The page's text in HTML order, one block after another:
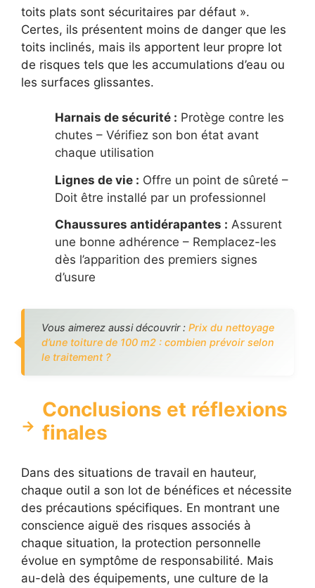
toits plats sont sécuritaires par défaut ».
Certes, ils présentent moins de danger que les
toits inclinés, mais ils apportent leur propre lot
de risques tels que les accumulations d’eau ou
les surfaces glissantes.
Harnais de sécurité : Protège contre les
chutes – Vérifiez son bon état avant
chaque utilisation
Lignes de vie : Offre un point de sûreté –
Doit être installé par un professionnel
Chaussures antidérapantes : Assurent
une bonne adhérence – Remplacez-les
dès l’apparition des premiers signes
d’usure
Vous aimerez aussi découvrir : Prix du nettoyage
d’une toiture de 100 m2 : combien prévoir selon
le traitement ?
Conclusions et réflexions
finales
Dans des situations de travail en hauteur,
chaque outil a son lot de bénéfices et nécessite
des précautions spécifiques. En montrant une
conscience aiguë des risques associés à
chaque situation, la protection personnelle
évolue en symptôme de responsabilité. Mais
au-delà des équipements, une culture de la